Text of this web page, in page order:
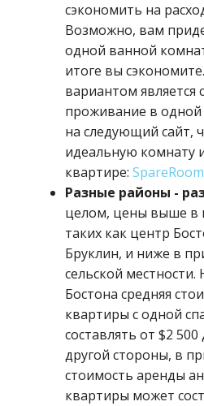
сэкономить на
Возможно, вам
одной ванной
итоге вы
вариантом является
проживание в одной
на следующий сайт,
идеальную комнату
квартире: SpareRoom
Разные районы -
целом, цены выше в
таких как центр
Бруклин, и ниже в
сельской
Бостона средняя
квартиры с одной
составлять от $2
другой стороны, в
стоимость аренды
квартиры может